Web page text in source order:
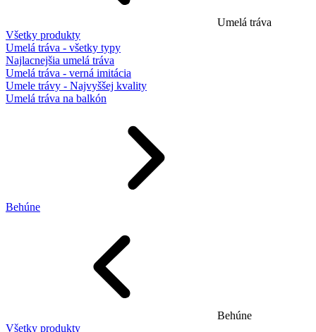
Umelá tráva
Všetky produkty
Umelá tráva - všetky typy
Najlacnejšia umelá tráva
Umelá tráva - verná imitácia
Umele trávy - Najvyššej kvality
Umelá tráva na balkón
Behúne
Behúne
Všetky produkty